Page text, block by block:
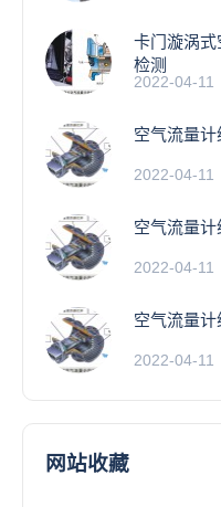
卡门漩涡
检测
2022-04-11
空气流量计
2022-04-11
空气流量计
2022-04-11
空气流量计
2022-04-11
网站收藏